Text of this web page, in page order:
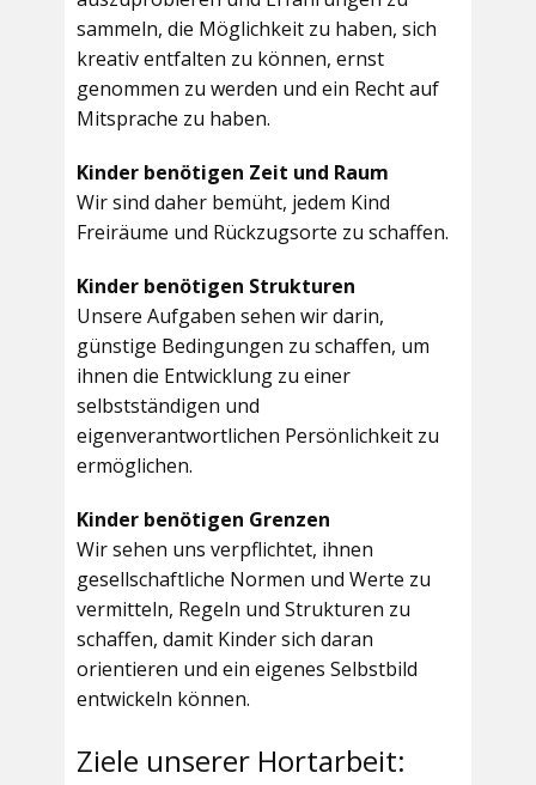
sammeln, die Möglichkeit zu haben, sich
kreativ entfalten zu können, ernst
genommen zu werden und ein Recht auf
Mitsprache zu haben.
Kinder benötigen Zeit und Raum
Wir sind daher bemüht, jedem Kind
Freiräume und Rückzugsorte zu schaffen.
Kinder benötigen Strukturen
Unsere Aufgaben sehen wir darin,
günstige Bedingungen zu schaffen, um
ihnen die Entwicklung zu einer
selbstständigen und
eigenverantwortlichen Persönlichkeit zu
ermöglichen.
Kinder benötigen Grenzen
Wir sehen uns verpflichtet, ihnen
gesellschaftliche Normen und Werte zu
vermitteln, Regeln und Strukturen zu
schaffen, damit Kinder sich daran
orientieren und ein eigenes Selbstbild
entwickeln können.
Ziele unserer Hortarbeit: